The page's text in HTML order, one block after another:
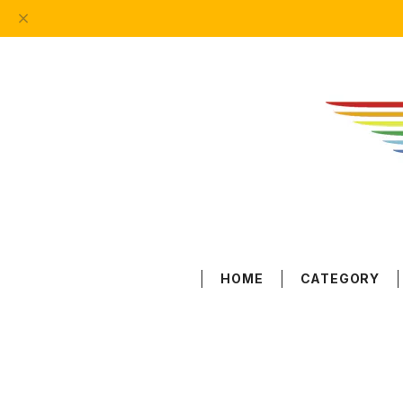
HOME CATEGORY